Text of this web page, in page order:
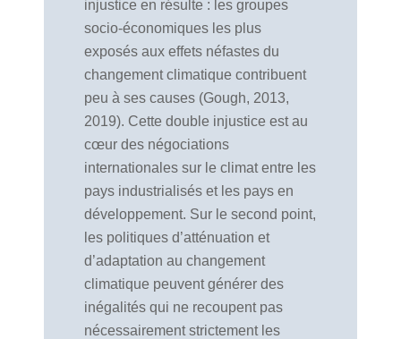
injustice en résulte : les groupes
socio-économiques les plus
exposés aux effets néfastes du
changement climatique contribuent
peu à ses causes (Gough, 2013,
2019). Cette double injustice est au
cœur des négociations
internationales sur le climat entre les
pays industrialisés et les pays en
développement. Sur le second point,
les politiques d’atténuation et
d’adaptation au changement
climatique peuvent générer des
inégalités qui ne recoupent pas
nécessairement strictement les